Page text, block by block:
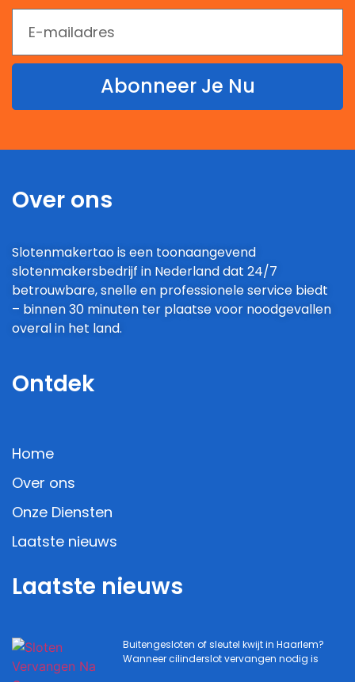
Abonneer Je Nu
Over ons
Slotenmakertao is een toonaangevend
slotenmakersbedrijf in Nederland dat 24/7
betrouwbare, snelle en professionele service biedt
– binnen 30 minuten ter plaatse voor noodgevallen
overal in het land.
Ontdek
Home
Over ons
Onze Diensten
Laatste nieuws
Laatste nieuws
Buitengesloten of sleutel kwijt in Haarlem?
Wanneer cilinderslot vervangen nodig is